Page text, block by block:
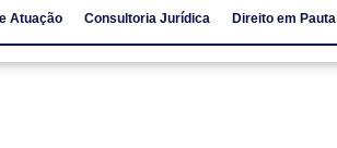
Atuação Consultoria Jurídica Direito em Pauta